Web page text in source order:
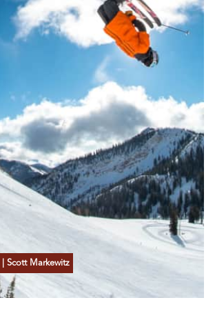
| Scott Markewitz